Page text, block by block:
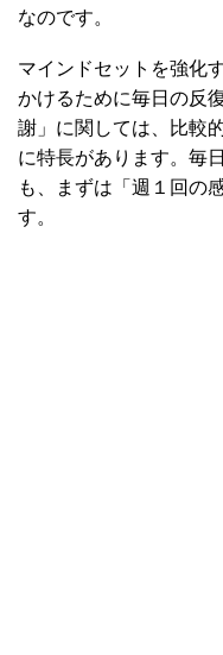
なのです。
マインドセットを強化
かけるために毎日の反
謝」に関しては、比較
に特長があります。毎
も、まずは「週１回の
す。